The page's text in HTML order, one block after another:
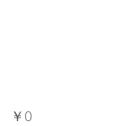
￥0